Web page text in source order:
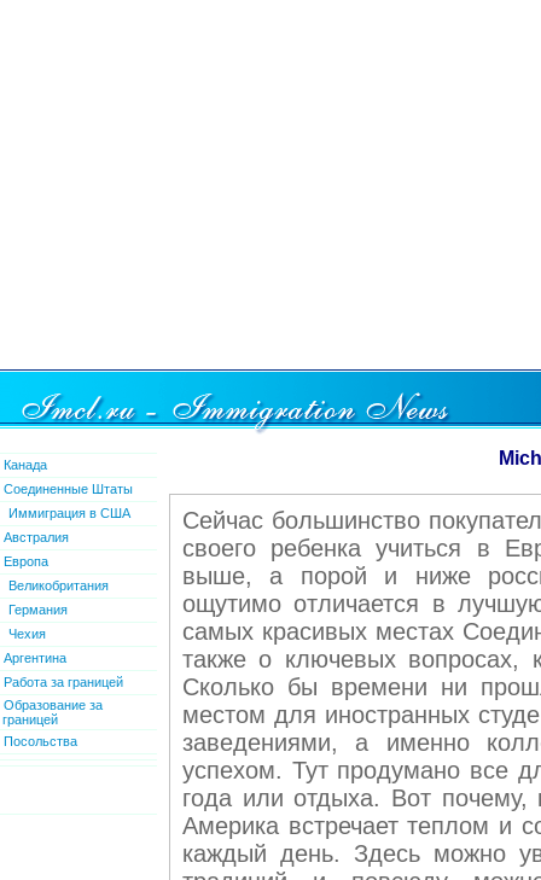
Канада
Соединенные Штаты
Иммиграция в США
Австралия
Европа
Великобритания
Германия
Чехия
Аргентина
Работа за границей
Образование за
границей
Посольства
Сейчас большинство
своего ребенка учиться в
выше, а порой и ниже
ощутимо отличается в
самых красивых местах
также о ключевых вопросах,
Сколько бы времени ни
местом для иностранных
заведениями, а именно
успехом. Тут продумано все
года или отдыха. Вот почему,
Америка встречает теплом и
каждый день. Здесь можно